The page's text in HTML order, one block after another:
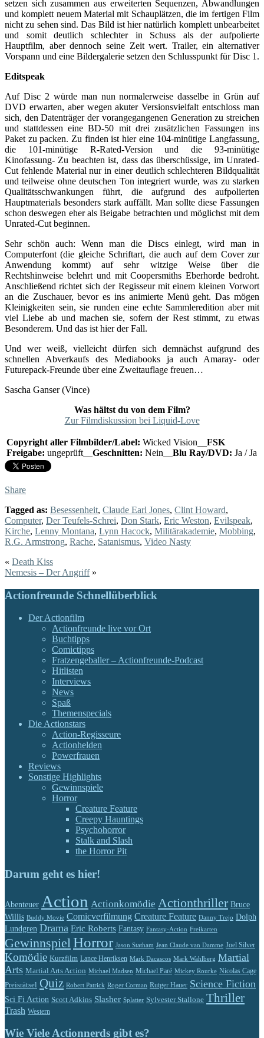
setzen sich zusammen aus erweiterten Sequenzen, Abwandlungen
und komplett neuem Material mit Schauplätzen, die im fertigen Film
nicht zu sehen sind. Das Bild ist hier natürlich komplett unbearbeitet
und somit deutlich schlechter in Schuss als der aufpolierte
Hauptfilm, aber dennoch seine Zeit wert. Trailer, ein alternativer
Vorspann und eine Bildergalerie setzen den Schlusspunkt für Disc 1.
Editspeak
Auf Disc 2 würde man nun normalerweise dasselbe in Grün auf
DVD erwarten, aber wegen akuter Versionsvielfalt entschloss man
sich, den Datenträger der vorangegangenen Generation zu streichen
und stattdessen eine BD-50 mit drei zusätzlichen Fassungen ins
Paket zu packen. Zu finden ist hier eine 104-minütige Langfassung,
die 101-minütige R-Rated-Version und die 93-minütige
Kinofassung- Zu beachten ist, dass das überschüssige, im Unrated-
Cut fehlende Material nur in einer deutlich schlechteren Bildqualität
und teilweise ohne deutschen Ton integriert wurde, was zu starken
Qualitätsschwankungen führt, die aufgrund des aufpolierten
Hauptmaterials besonders stark auffällt. Man sollte diese Fassungen
schon deswegen eher als Beigabe betrachten und möglichst mit dem
Unrated-Cut beginnen.
Sehr schön auch: Wenn man die Discs einlegt, wird man in
Computerfont (die gleiche Schriftart, die auch auf dem Cover zur
Anwendung kommt) auf sehr witzige Weise über die
Rechtshinweise belehrt und mit Coopersmiths Eberhorde bedroht.
Anschließend richtet sich der Regisseur mit einem kleinen Vorwort
an die Zuschauer, bevor es ins animierte Menü geht. Das mögen
Kleinigkeiten sein, sie runden eine echte Sammleredition aber mit
viel Liebe ab und machen sie, sofern der Rest stimmt, zu etwas
Besonderem. Und das ist hier der Fall.
Und wer weiß, vielleicht dürfen sich demnächst aufgrund des
schnellen Abverkaufs des Mediabooks ja auch Amaray- oder
Futurepack-Freunde über eine Zweitauflage freuen…
Sascha Ganser (Vince)
Was hältst du von dem Film?
Zur Filmdiskussion bei Liquid-Love
Copyright aller Filmbilder/Label: Wicked Vision__ FSK
Freigabe: ungeprüft__ Geschnitten: Nein__ Blu Ray/DVD: Ja / Ja
Share
Tagged as: Besessenheit, Claude Earl Jones, Clint Howard,
Computer, Der Teufels-Schrei, Don Stark, Eric Weston, Evilspeak,
Kirche, Lenny Montana, Lynn Hacock, Militärakademie, Mobbing,
R.G. Armstrong, Rache, Satanismus, Video Nasty
« Death Kiss
Nemesis – Der Angriff»
Actionfreunde Schnellüberblick
Der Actionfilm
Actionfreunde live vor Ort
Buchtipps
Comictipps
Fratzengeballer – Actionfreunde-Podcast
Hitlisten
Interviews
News
Spaß
Themenspecials
Die Actionstars
Action-Regisseure
Actionhelden
Powerfrauen
Reviews
Sonstige Highlights
Gewinnspiele
Horror
Creature Feature
Creepy Hauntings
Psychohorror
Stalk and Slash
the Horror Pit
Darum geht es hier!
Abenteuer Action Actionkomödie Actionthriller Bruce
Willis Buddy Movie Comicverfilmung Creature Feature Danny Trejo Dolph
Lundgren Drama Eric Roberts Fantasy Fantasy-Action Freikarten
Gewinnspiel Horror Jason Statham Jean Claude van Damme Joel Silver
Komödie Kurzfilm Lance Henriksen Mark Dacascos Mark Wahlberg Martial
Arts Martial Arts Action Michael Madsen Michael Paré Mickey Rourke Nicolas Cage
Preisrätsel Quiz Robert Patrick Roger Corman Rutger Hauer Science Fiction
Sci Fi Action Scott Adkins Slasher Splatter Sylvester Stallone Thriller
Trash Western
Wie Viele Actionnerds gibt es?